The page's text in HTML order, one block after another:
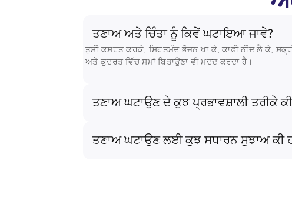
ਤਣਾਅ ਅਤੇ ਚਿੰਤਾ ਨੂੰ ਕਿਵੇਂ ਘਟਾਇਆ ਜਾਵੇ?
ਤੁਸੀਂ ਕਸਰਤ ਕਰਕੇ, ਸਿਹਤਮੰਦ ਭੋਜਨ ਖਾ ਕੇ, ਕਾਫ਼ੀ ਨੀਂਦ ਲੈ ਕੇ,
ਅਤੇ ਕੁਦਰਤ ਵਿੱਚ ਸਮਾਂ ਬਿਤਾਉਣਾ ਵੀ ਮਦਦ ਕਰਦਾ ਹੈ।
ਤਣਾਅ ਘਟਾਉਣ ਦੇ ਕੁਝ ਪ੍ਰਭਾਵਸ਼ਾਲੀ ਤਰੀਕੇ
ਤਣਾਅ ਘਟਾਉਣ ਲਈ ਕੁਝ ਸਧਾਰਨ ਸੁਝਾਅ ਕੀ